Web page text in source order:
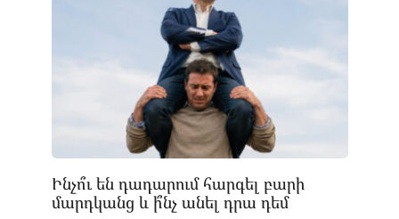
Ինչո՞ւ են դադարում հարգել բարի
մարդկանց և ի՞նչ անել դրա դեմ